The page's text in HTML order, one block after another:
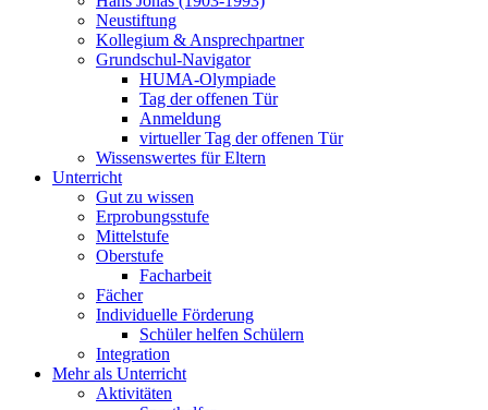
Neustiftung
Kollegium & Ansprechpartner
Grundschul-Navigator
HUMA-Olympiade
Tag der offenen Tür
Anmeldung
virtueller Tag der offenen Tür
Wissenswertes für Eltern
Unterricht
Gut zu wissen
Erprobungsstufe
Mittelstufe
Oberstufe
Facharbeit
Fächer
Individuelle Förderung
Schüler helfen Schülern
Integration
Mehr als Unterricht
Aktivitäten